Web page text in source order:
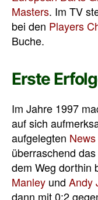
Masters. Im TV
bei den Players
Buche.
Erste
Im Jahre 1997
auf sich
aufgelegten
überraschend
dem Weg dorthin
Manley und Andy
dann mit 0:2